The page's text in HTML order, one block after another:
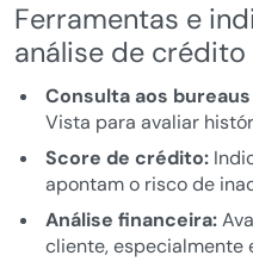
Ferramentas e
análise de crédito
Consulta aos
Vista para avaliar
Score de crédito:
apontam o risco de
Análise financeira:
cliente, especialmente